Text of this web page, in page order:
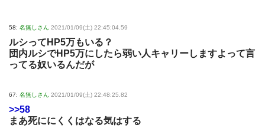
58: 名無しさん 2021/01/09(土) 22:45:04.59
ルシってHP5万もいる？
団内ルシでHP5万にしたら弱い人キャリーしますよって言
ってる奴いるんだが
67: 名無しさん 2021/01/09(土) 22:48:25.82
>>58
まあ死ににくくはなる気はする